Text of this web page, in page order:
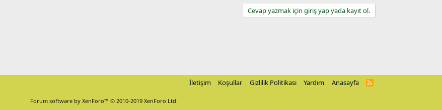
Cevap yazmak için giriş yap yada kayıt ol.
İletişim Koşullar Gizlilik Politikası Yardım Anasayfa
R
Forum software by XenForo™ © 2010-2019 XenForo Ltd.